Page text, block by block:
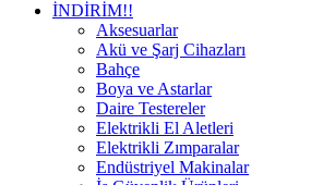
İNDİRİM!!
Aksesuarlar
Akü ve Şarj Cihazları
Bahçe
Boya ve Astarlar
Daire Testereler
Elektrikli El Aletleri
Elektrikli Zımparalar
Endüstriyel Makinalar